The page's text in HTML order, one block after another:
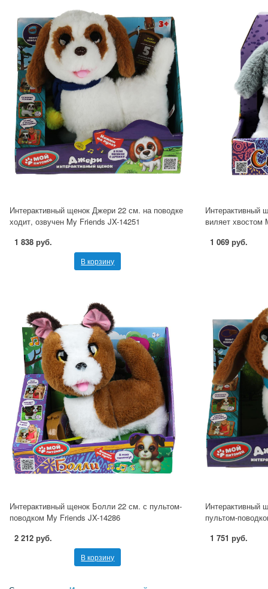
Интерактивный щенок Джери 22 см. на поводке
ходит, озвучен My Friends JX-14251
1 838 руб.
В корзину
Интерактивный
виляет хвостом
1 069 руб.
Интерактивный щенок Болли 22 см. с пультом-
поводком My Friends JX-14286
2 212 руб.
В корзину
Интерактивный
пультом-
1 751 руб.